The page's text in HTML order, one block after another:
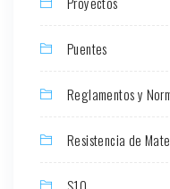
Puentes
Reglamentos y
Resistencia de